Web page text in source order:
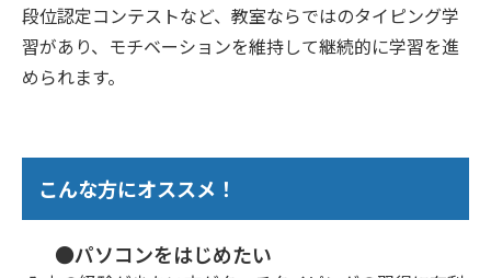
段位認定コンテストなど、教室ならではのタイピング学
習があり、モチベーションを維持して継続的に学習を進
められます。
こんな方にオススメ！
●パソコンをはじめたい